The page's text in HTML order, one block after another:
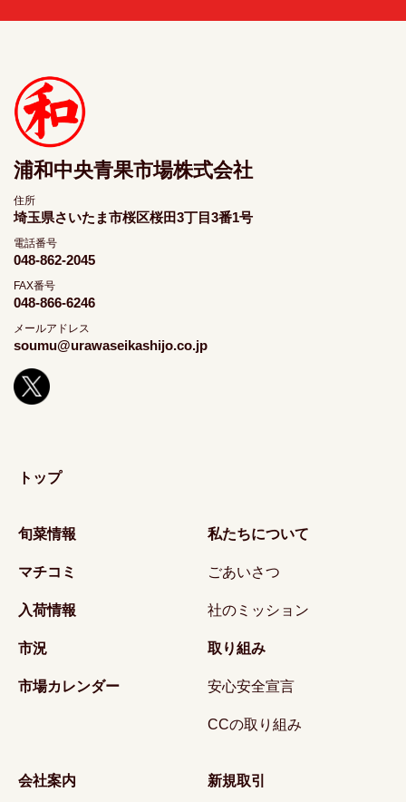
浦和中央青果市場株式会社
住所
埼玉県さいたま市桜区桜田3丁目3番1号
電話番号
048-862-2045
FAX番号
048-866-6246
メールアドレス
soumu@urawaseikashijo.co.jp
トップ
旬菜情報
マチコミ
入荷情報
市況
市場カレンダー
私たちについて
ごあいさつ
社のミッション
取り組み
安心安全宣言
CCの取り組み
会社案内 新規取引